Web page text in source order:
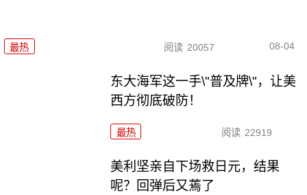
最热 阅读 20057 08-04
东大海军这一手\"普及牌\"，让美
西方彻底破防！
最热 阅读 22919
美利坚亲自下场救日元，结果
呢？回弹后又蔫了